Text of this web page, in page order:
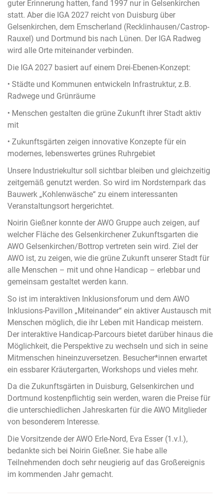
guter Erinnerung hatten, fand 1997 nur in Gelsenkirchen
statt. Aber die IGA 2027 reicht von Duisburg über
Gelsenkirchen, dem Emscherland (Recklinhausen/Castrop-
Rauxel) und Dortmund bis nach Lünen. Der IGA Radweg
wird alle Orte miteinander verbinden.
Die IGA 2027 basiert auf einem Drei-Ebenen-Konzept:
• Städte und Kommunen entwickeln Infrastruktur, z.B.
Radwege und Grünräume
• Menschen gestalten die grüne Zukunft ihrer Stadt aktiv
mit
• Zukunftsgärten zeigen innovative Konzepte für ein
modernes, lebenswertes grünes Ruhrgebiet
Unsere Industriekultur soll sichtbar bleiben und gleichzeitig
zeitgemäß genutzt werden. So wird im Nordsternpark das
Bauwerk „Kohlenwäsche“ zu einem interessanten
Veranstaltungsort hergerichtet.
Noirin Gießner konnte der AWO Gruppe auch zeigen, auf
welcher Fläche des Gelsenkirchener Zukunftsgarten die
AWO Gelsenkirchen/Bottrop vertreten sein wird. Ziel der
AWO ist, zu zeigen, wie die grüne Zukunft unserer Stadt für
alle Menschen – mit und ohne Handicap – erlebbar und
gemeinsam gestaltet werden kann.
So ist im interaktiven Inklusionsforum und dem AWO
Inklusions-Pavillon „Miteinander“ ein aktiver Austausch mit
Menschen möglich, die ihr Leben mit Handicap meistern.
Der interaktive Handicap-Parcours bietet darüber hinaus die
Möglichkeit, die Perspektive zu wechseln und sich in seine
Mitmenschen hineinzuversetzen. Besucher*innen erwartet
ein essbarer Kräutergarten, Workshops und vieles mehr.
Da die Zukunftsgärten in Duisburg, Gelsenkirchen und
Dortmund kostenpflichtig sein werden, waren die Preise für
die unterschiedlichen Jahreskarten für die AWO Mitglieder
von besonderem Interesse.
Die Vorsitzende der AWO Erle-Nord, Eva Esser (1.v.l.),
bedankte sich bei Noirin Gießner. Sie habe alle
Teilnehmenden doch sehr neugierig auf das Großereignis
im kommenden Jahr gemacht.